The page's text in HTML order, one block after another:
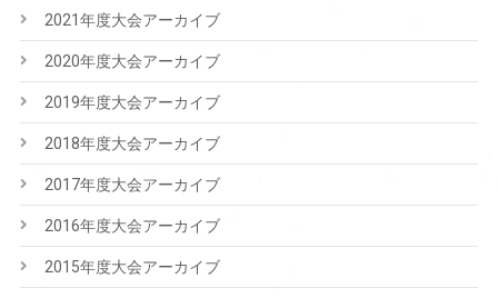
2021年度大会アーカイブ
2020年度大会アーカイブ
2019年度大会アーカイブ
2018年度大会アーカイブ
2017年度大会アーカイブ
2016年度大会アーカイブ
2015年度大会アーカイブ